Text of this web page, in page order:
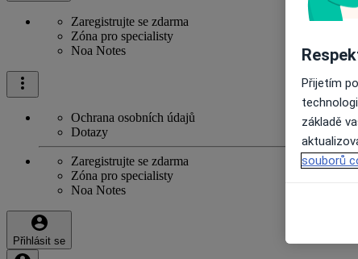
Zaregistrujte se zdarma
Zóna pro specialisty
Noa Notes
Ochrana osobních údajů
Dotazy
Zaregistrujte se zdarma
Zóna pro specialisty
Noa Notes
Přihlásit se
Přijetím
základě
souborů